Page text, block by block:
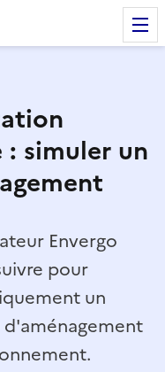
simuler un
Envergo
pour
un